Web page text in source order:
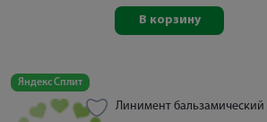
В корзину
Яндекс Сплит
Линимент